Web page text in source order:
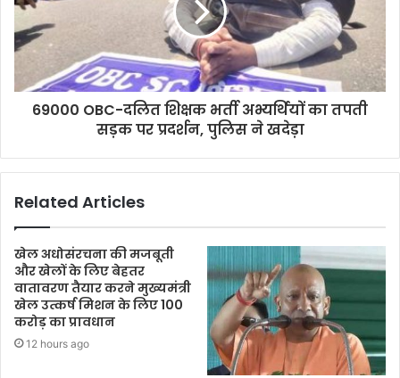
69000 OBC-दलित शिक्षक भर्ती अभ्यर्थियों का तपती
सड़क पर प्रदर्शन, पुलिस ने खदेड़ा
Related Articles
खेल अधोसंरचना की मजबूती
और खेलों के लिए बेहतर
वातावरण तैयार करने मुख्यमंत्री
खेल उत्कर्ष मिशन के लिए 100
करोड़ का प्रावधान
12 hours ago